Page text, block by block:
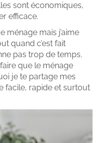
sont économiques,
efficace.
ménage mais j’aime
quand c’est fait
pas trop de temps.
que le ménage
je te partage mes
facile, rapide et surtout